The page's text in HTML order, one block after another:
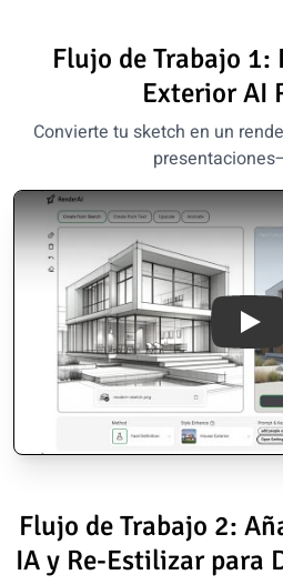
Flujo de Trabajo 1:
Exterior AI
Convierte tu sketch en un
Flujo de Trabajo 2:
IA y Re-Estilizar para